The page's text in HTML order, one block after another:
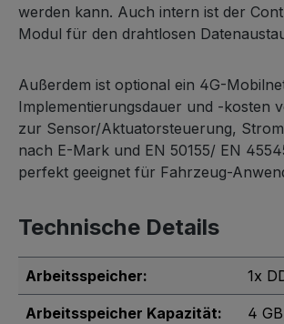
werden kann. Auch intern ist der
Modul für den drahtlosen
Außerdem ist optional ein 4G-
Implementierungsdauer und -kosten
zur Sensor/Aktuatorsteuerung,
nach E-Mark und EN 50155/ EN
perfekt geeignet für Fahrzeug-
Technische Details
Arbeitsspeicher: 1x
Arbeitsspeicher Kapazität: 4 GB